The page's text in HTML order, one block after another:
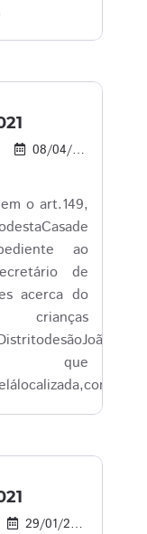
08/04/2021
o art.149,
ao
de
acerca do
que
29/01/2021